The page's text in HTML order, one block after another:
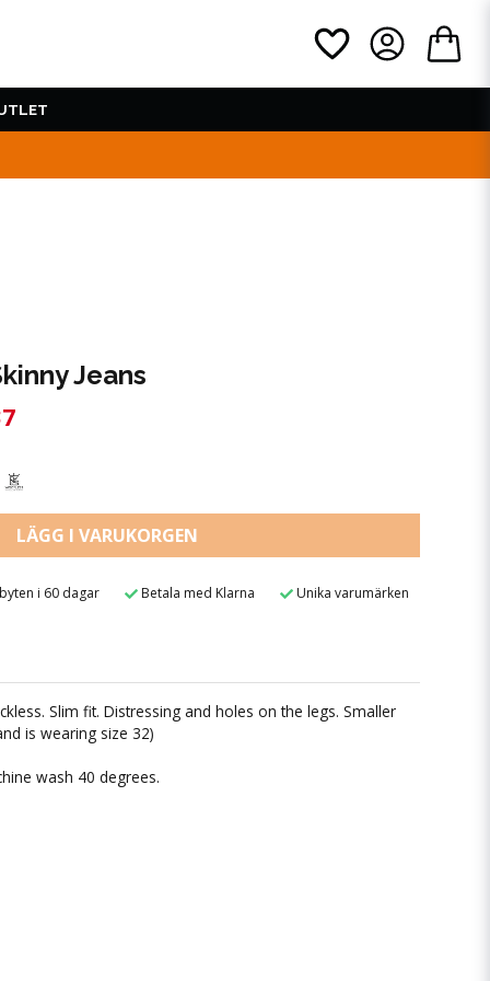
Jeans
LÄGG I VARUKORGEN
i 60 dagar Betala med Klarna Unika varumärken
Slim fit. Distressing and holes on the legs. Smaller
is wearing size 32)
wash 40 degrees.